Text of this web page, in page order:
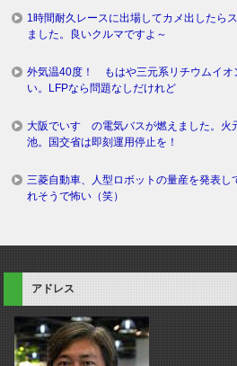
1時間耐久レースに出場してカメ出したら
ました。良いクルマですよ～
外気温40度！ もはや三元系リチウムイオ
い。LFPなら問題なしだけれど
大阪でいすゞの電気バスが燃えました。
池。国交省は即刻運用停止を！
三菱自動車、人型ロボットの量産を発表
れそうで怖い（笑）
アドレス